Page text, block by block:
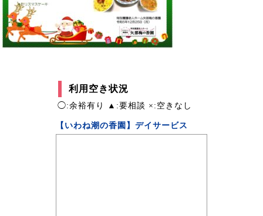
利用空き状況
◯:余裕有り ▲:要相談 ×:空きなし
【いわね潮の香園】デイサービス